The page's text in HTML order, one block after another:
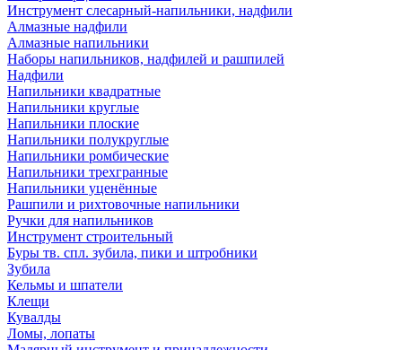
Инструмент слесарный-напильники, надфили
Алмазные надфили
Алмазные напильники
Наборы напильников, надфилей и рашпилей
Надфили
Напильники квадратные
Напильники круглые
Напильники плоские
Напильники полукруглые
Напильники ромбические
Напильники трехгранные
Напильники уценённые
Рашпили и рихтовочные напильники
Ручки для напильников
Инструмент строительный
Буры тв. спл. зубила, пики и штробники
Зубила
Кельмы и шпатели
Клещи
Кувалды
Ломы, лопаты